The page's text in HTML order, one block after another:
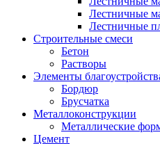
Лестничные
Лестничные
Строительные смеси
Бетон
Растворы
Элементы
Бордюр
Брусчатка
Металлоконструкции
Металлические
Цемент